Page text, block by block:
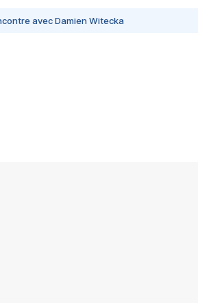
avec Damien Witecka